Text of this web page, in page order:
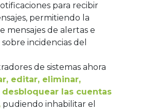
para recibir
permitiendo la
mensajes de alertas e
incidencias del
de sistemas ahora
editar, eliminar,
las cuentas
pudiendo inhabilitar el